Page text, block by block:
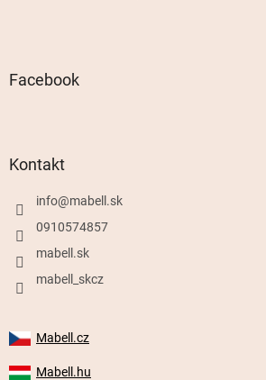
Facebook
Kontakt
info@mabell.sk
0910574857
mabell.sk
mabell_skcz
Mabell.cz
Mabell.hu